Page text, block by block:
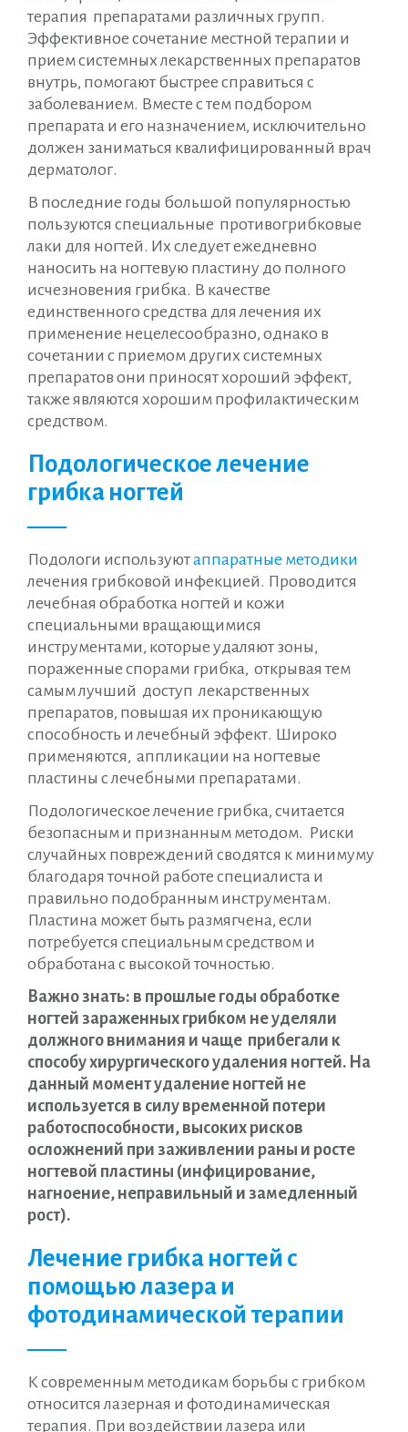
терапия препаратами различных групп.
Эффективное сочетание местной терапии и
прием системных лекарственных препаратов
внутрь, помогают быстрее справиться с
заболеванием. Вместе с тем подбором
препарата и его назначением, исключительно
должен заниматься квалифицированный врач
дерматолог.
В последние годы большой популярностью
пользуются специальные противогрибковые
лаки для ногтей. Их следует ежедневно
наносить на ногтевую пластину до полного
исчезновения грибка. В качестве
единственного средства для лечения их
применение нецелесообразно, однако в
сочетании с приемом других системных
препаратов они приносят хороший эффект,
также являются хорошим профилактическим
средством.
Подологическое лечение
грибка ногтей
Подологи используютаппаратные методики
лечения грибковой инфекцией. Проводится
лечебная обработка ногтей и кожи
специальными вращающимися
инструментами, которые удаляют зоны,
пораженные спорами грибка, открывая тем
самым лучший доступ лекарственных
препаратов, повышая их проникающую
способность и лечебный эффект. Широко
применяются, аппликации на ногтевые
пластины с лечебными препаратами.
Подологическое лечение грибка, считается
безопасным и признанным методом. Риски
случайных повреждений сводятся к минимуму
благодаря точной работе специалиста и
правильно подобранным инструментам.
Пластина может быть размягчена, если
потребуется специальным средством и
обработана с высокой точностью.
Важно знать: в прошлые годы обработке
ногтей зараженных грибком не уделяли
должного внимания и чаще прибегали к
способу хирургического удаления ногтей. На
данный момент удаление ногтей не
используется в силу временной потери
работоспособности, высоких рисков
осложнений при заживлении раны и росте
ногтевой пластины (инфицирование,
нагноение, неправильный и замедленный
рост).
Лечение грибка ногтей с
помощью лазера и
фотодинамической терапии
К современным методикам борьбы с грибком
относится лазерная и фотодинамическая
терапия. При воздействии лазера или